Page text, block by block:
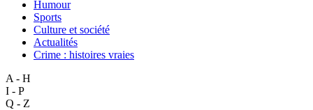
Humour
Sports
Culture et société
Actualités
Crime : histoires vraies
A - H
I - P
Q - Z